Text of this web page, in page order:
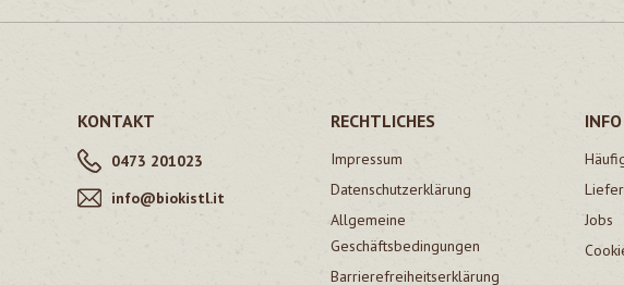
KONTAKT
0473 201023
info@biokistl.it
RECHTLICHES
Impressum
Datenschutzerklärung
Allgemeine
Geschäftsbedingungen
Barrierefreiheitserklärung
INFO
Jobs